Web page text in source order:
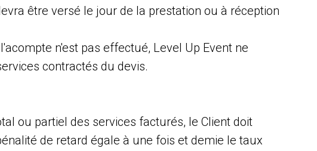
être versé le jour de la prestation ou à réception
n'est pas effectué, Level Up Event ne
contractés du devis.
ou partiel des services facturés, le Client doit
de retard égale à une fois et demie le taux